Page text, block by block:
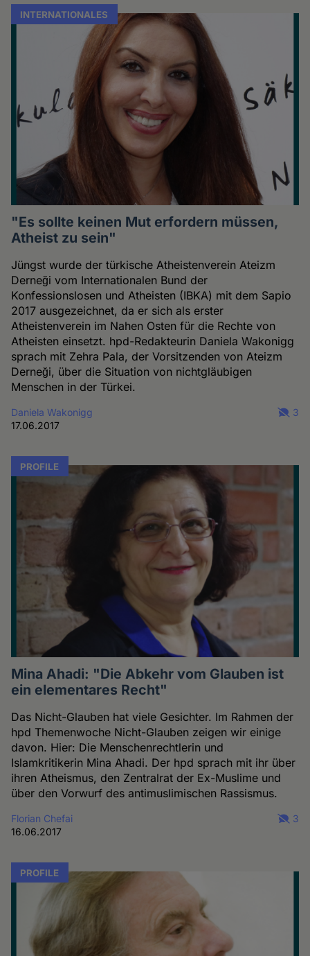
INTERNATIONALES
"Es sollte keinen Mut erfordern müssen,
Atheist zu sein"
Jüngst wurde der türkische Atheistenverein Ateizm
Derneği vom Internationalen Bund der
Konfessionslosen und Atheisten (IBKA) mit dem Sapio
2017 ausgezeichnet, da er sich als erster
Atheistenverein im Nahen Osten für die Rechte von
Atheisten einsetzt. hpd-Redakteurin Daniela Wakonigg
sprach mit Zehra Pala, der Vorsitzenden von Ateizm
Derneği, über die Situation von nichtgläubigen
Menschen in der Türkei.
Daniela Wakonigg
17.06.2017
3
PROFILE
Mina Ahadi: "Die Abkehr vom Glauben ist
ein elementares Recht"
Das Nicht-Glauben hat viele Gesichter. Im Rahmen der
hpd Themenwoche Nicht-Glauben zeigen wir einige
davon. Hier: Die Menschenrechtlerin und
Islamkritikerin Mina Ahadi. Der hpd sprach mit ihr über
ihren Atheismus, den Zentralrat der Ex-Muslime und
über den Vorwurf des antimuslimischen Rassismus.
Florian Chefai
16.06.2017
3
PROFILE